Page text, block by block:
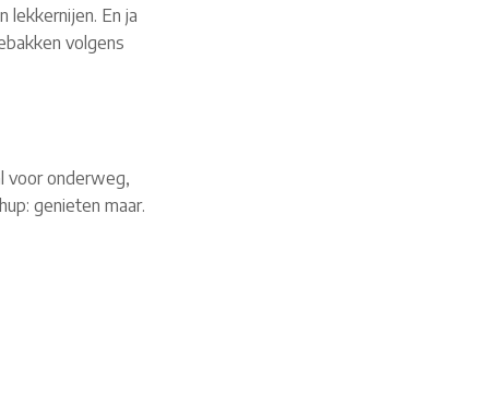
lekkernijen. En ja
volgens
voor onderweg,
genieten maar.